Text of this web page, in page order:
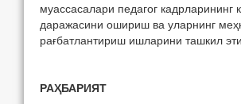
муассасалари педагог кадрларининг
даражасини ошириш ва уларнинг
рағбатлантириш ишларини ташкил
РАҲБАРИЯТ